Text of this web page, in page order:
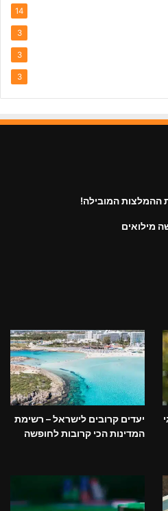
14
3
3
3
ההמלצות המובילה!
מילואים
יעדים קרובים לישראל – רשימת
המדינות הכי קרובות לחופשה